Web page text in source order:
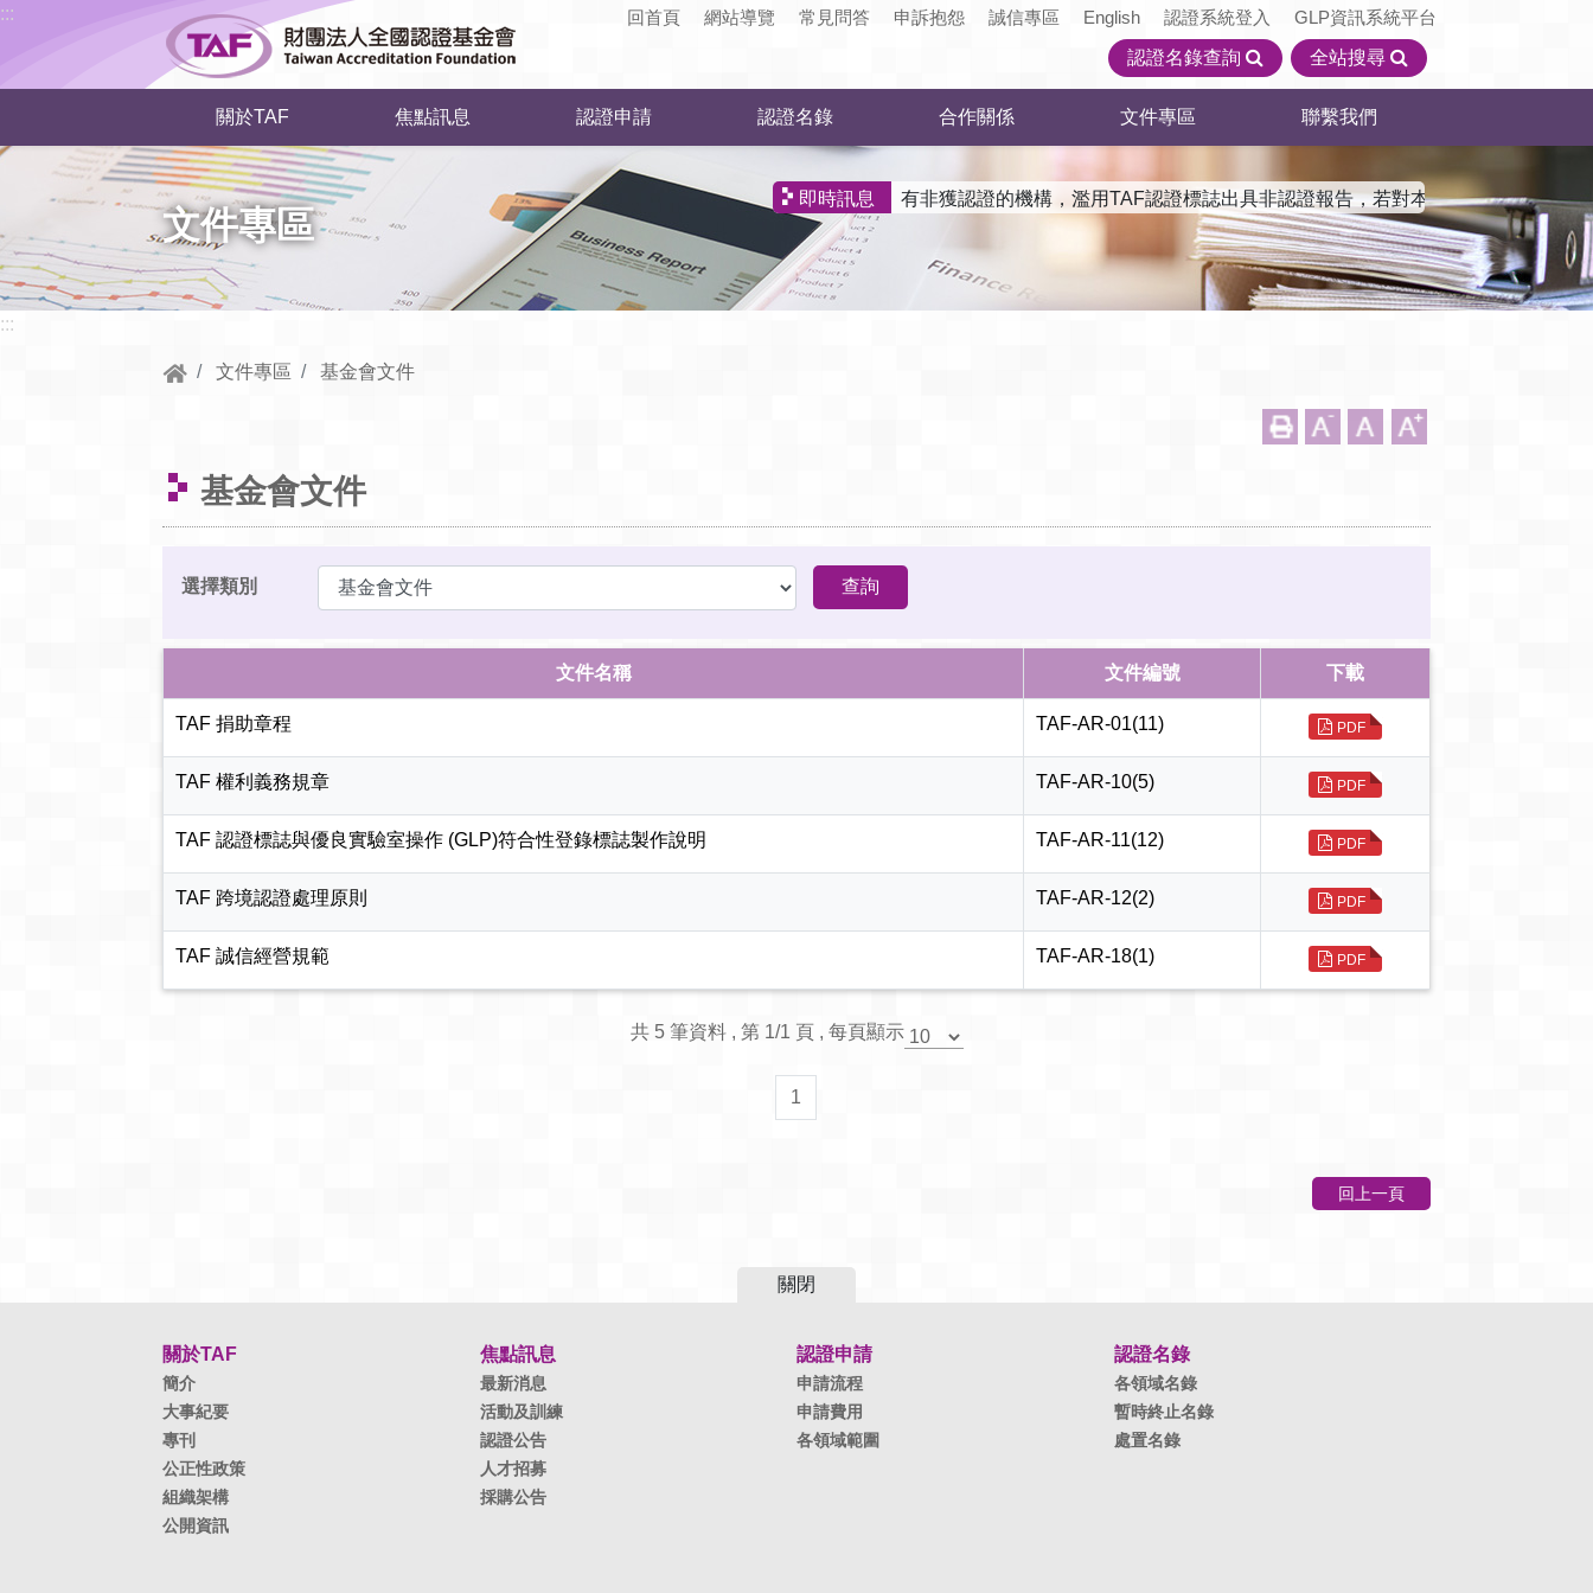
跳到中央內容區塊
::: 回首頁 網站導覽 常見問答 申訴抱怨 誠信專區 English 認證系統登入
GLP資訊系統平台
認證名錄查詢
全站搜尋
關於TAF 焦點訊息 認證申請 認證名錄 合作關係 文件專區 聯繫我們
即時訊息 有非獲認證的機構，濫用TAF認證標誌出具非認證報告，若對本會認證機構資訊
文件專區
:::
文件專區 基金會文件
基金會文件
選擇類別
文件名稱 文件編號 下載
TAF 捐助章程 TAF-AR-01(11) PDF
TAF 權利義務規章 TAF-AR-10(5) PDF
TAF 認證標誌與優良實驗室操作 (GLP)符合性登錄標誌製作說明 TAF-AR-11(12) PDF
TAF 跨境認證處理原則 TAF-AR-12(2) PDF
TAF 誠信經營規範 TAF-AR-18(1) PDF
共 5 筆資料 , 第 1/1 頁 , 每頁顯示
1
回上一頁
關閉
關於TAF
簡介
大事紀要
專刊
公正性政策
組織架構
公開資訊
焦點訊息
最新消息
活動及訓練
認證公告
人才招募
採購公告
認證申請
申請流程
申請費用
各領域範圍
認證名錄
各領域名錄
暫時終止名錄
處置名錄